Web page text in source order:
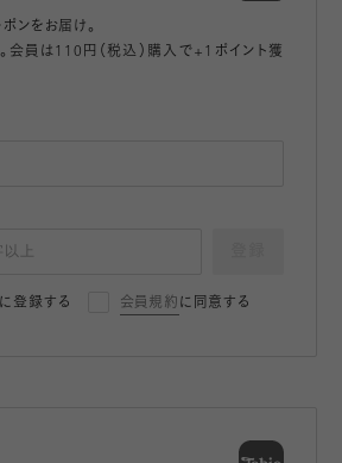
ンをお届け。
会員は110円（税込）購入で+1ポイント獲
登録する 会員規約 に同意する